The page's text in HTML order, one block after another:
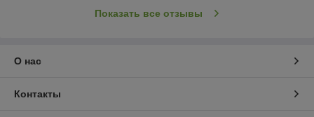
Показать все отзывы
О нас
Контакты